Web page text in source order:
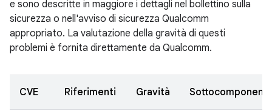
e sono descritte in maggiore i dettagli nel bollettino sulla
sicurezza o nell'avviso di sicurezza Qualcomm
appropriato. La valutazione della gravità di questi
problemi è fornita direttamente da Qualcomm.
CVE Riferimenti Gravità